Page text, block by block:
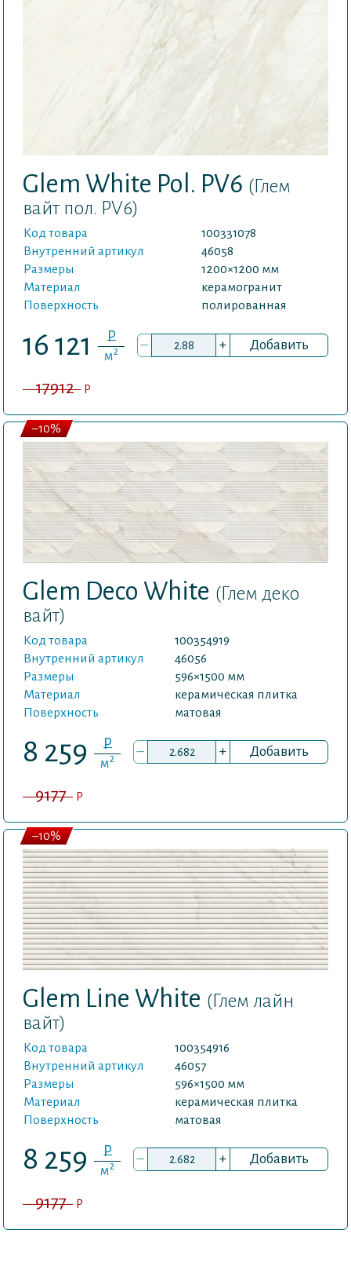
Glem White Pol. PV6 (Глем
вайт пол. PV6)
Код товара
100331078
Внутренний артикул
46058
Размеры
1200×1200 мм
Материал
керамогранит
Поверхность
полированная
16 121 P
м2 – + Добавить
17912 P
Glem Deco White (Глем деко
вайт)
Код товара
100354919
Внутренний артикул
46056
Размеры
596×1500 мм
Материал
керамическая плитка
Поверхность
матовая
8 259 P
м2 – + Добавить
9177 P
–10%
Glem Line White (Глем лайн
вайт)
Код товара
100354916
Внутренний артикул
46057
Размеры
596×1500 мм
Материал
керамическая плитка
Поверхность
матовая
8 259 P
м2 – + Добавить
9177 P
–10%